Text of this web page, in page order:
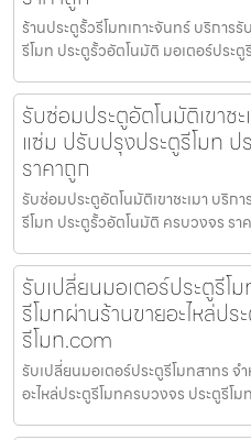
ร้านประตูรั้วรีโมทเกาะจันทร์ บริการ
รีโมท ประตูรั้วอัตโนมัติ มอเตอร์ประตู
รับซ่อมประตูอัตโนมัติเขาช
แซ่ม ปรับปรุงประตูรีโมท
ราคาถูก
รับซ่อมประตูอัตโนมัติเขาชะเมา บริ
รีโมท ประตูรั้วอัตโนมัติ ครบวงจร ร
รับเปลี่ยนมอเตอร์ประตูรีโ
รีโมทผ่านร้านขายอะไหล่ป
รีโมท.com
รับเปลี่ยนมอเตอร์ประตูรีโมทสาทร จ
อะไหล่ประตูรีโมทครบวงจร ประตูรี